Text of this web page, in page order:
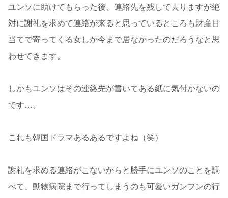
ユンソに助けてもらった後、連絡先を残して去りますが絶
対に謝礼を求めて連絡が来ると思っているところも財産目
当てで寄ってくる女しか今まで居なかったのだろうなと思
わせてきます。
しかもユンソはその連絡先が書いてある紙に気付かないの
です…。
これも韓国ドラマあるあるですよね（笑）
謝礼を求める連絡がこないからと勝手にユンソのことを調
べて、動物病院まで行ってしまうのも可愛いガンフンの行